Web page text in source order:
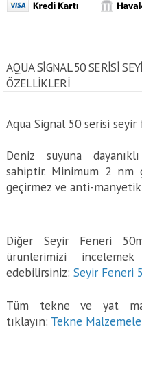
AQUA SIGNAL 50 SERISI
ÖZELLİKLERİ
Aqua Signal 50 serisi
Deniz suyuna
sahiptir. Minimum 2 nm
geçirmez ve anti-
Diğer Seyir Feneri
ürünlerimizi
edebilirsiniz:Seyir Feneri
Tüm tekne ve yat
tıklayın: Tekne